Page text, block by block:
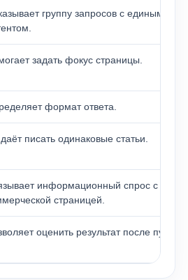
группу запросов с единым
задать фокус страницы.
формат ответа.
писать одинаковые статьи.
информационный спрос с
страницей.
оценить результат после